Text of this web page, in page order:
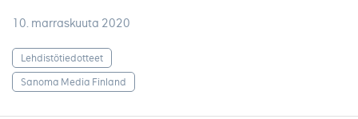
10. marraskuuta 2020
Lehdistötiedotteet
Sanoma Media Finland